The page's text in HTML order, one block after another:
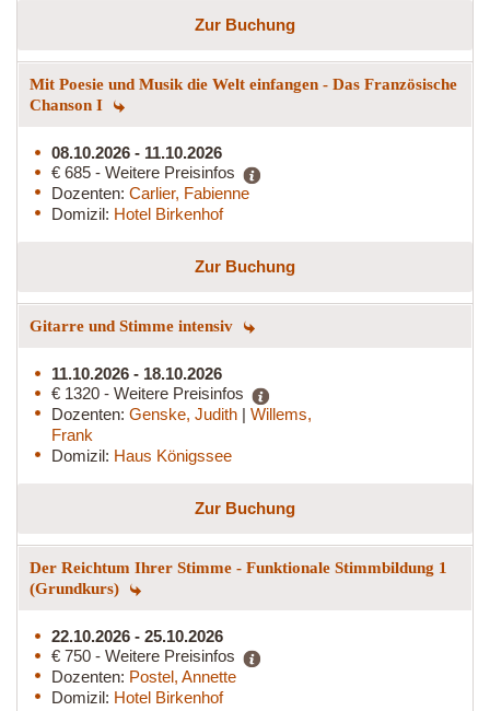
Zur Buchung
Mit Poesie und Musik die Welt einfangen - Das Französische
Chanson I
08.10.2026 - 11.10.2026
€ 685 - Weitere Preisinfos
Dozenten: Carlier, Fabienne
Domizil: Hotel Birkenhof
Zur Buchung
Gitarre und Stimme intensiv
11.10.2026 - 18.10.2026
€ 1320 - Weitere Preisinfos
Dozenten: Genske, Judith | Willems,
Frank
Domizil: Haus Königssee
Zur Buchung
Der Reichtum Ihrer Stimme - Funktionale Stimmbildung 1
(Grundkurs)
22.10.2026 - 25.10.2026
€ 750 - Weitere Preisinfos
Dozenten: Postel, Annette
Domizil: Hotel Birkenhof